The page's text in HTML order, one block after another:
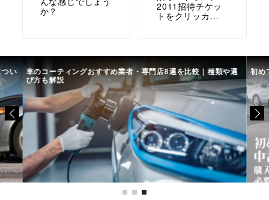
か？
2011招待チケッ
トをクリッカ…
い 車のコーティングおすすめ業者・専門店8選を比較｜種類や選
び方も解説
初め